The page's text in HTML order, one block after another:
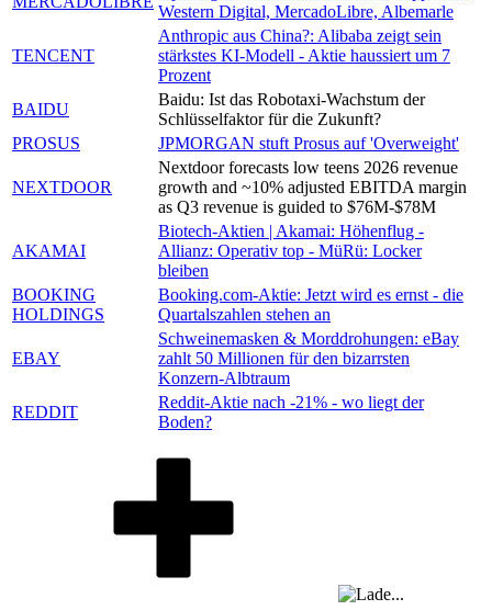
Western Digital, MercadoLibre, Albemarle
TENCENT
Anthropic aus China?: Alibaba zeigt sein
stärkstes KI-Modell - Aktie haussiert um 7
Prozent
BAIDU
Baidu: Ist das Robotaxi-Wachstum der
Schlüsselfaktor für die Zukunft?
PROSUS
JPMORGAN stuft Prosus auf 'Overweight'
NEXTDOOR
Nextdoor forecasts low teens 2026 revenue
growth and ~10% adjusted EBITDA margin
as Q3 revenue is guided to $76M-$78M
AKAMAI
Biotech-Aktien | Akamai: Höhenflug -
Allianz: Operativ top - MüRü: Locker
bleiben
BOOKING
HOLDINGS
Booking.com-Aktie: Jetzt wird es ernst - die
Quartalszahlen stehen an
EBAY
Schweinemasken & Morddrohungen: eBay
zahlt 50 Millionen für den bizarrsten
Konzern-Albtraum
REDDIT
Reddit-Aktie nach -21% - wo liegt der
Boden?